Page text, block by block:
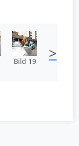
Bild 19 >